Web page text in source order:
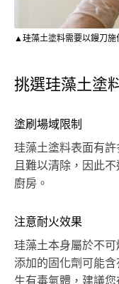
▲珪藻土塗料需要以鏝刀施
挑選珪藻土塗
塗刷場域限制
珪藻土塗料表面有
且難以清除，因此
廚房。
注意耐火效果
珪藻土本身屬於不
添加的固化劑可能
生有毒氣體，建議